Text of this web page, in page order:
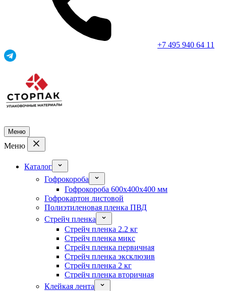
+7 495 940 64 11
Меню
Меню
Каталог
Гофрокороба
Гофрокороба 600x400x400 мм
Гофрокартон листовой
Полиэтиленовая пленка ПВД
Стрейч пленка
Стрейч пленка 2.2 кг
Стрейч пленка микс
Стрейч пленка первичная
Стрейч пленка эксклюзив
Стрейч пленка 2 кг
Стрейч пленка вторичная
Клейкая лента